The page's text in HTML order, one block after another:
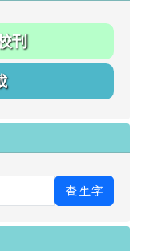
刊
查生字